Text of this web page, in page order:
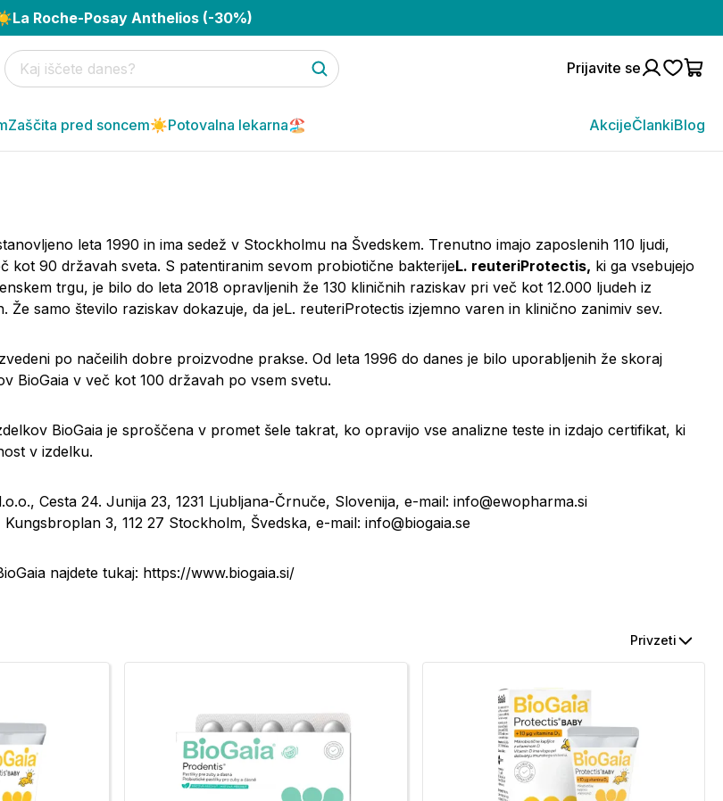
La Roche-Posay Anthelios (-30%)
Prijavite se
Zaščita pred soncem☀️Potovalna lekarna🏖️ AkcijeČlankiBlog
leta 1990 in ima sedež v Stockholmu na Švedskem. Trenutno imajo zaposlenih 110 ljudi,
kot 90 državah sveta. S patentiranim sevom probiotične bakterijeL. reuteriProtectis, ki ga vsebujejo
trgu, je bilo do leta 2018 opravljenih že 130 kliničnih raziskav pri več kot 12.000 ljudeh iz
Že samo število raziskav dokazuje, da jeL. reuteriProtectis izjemno varen in klinično zanimiv sev.
po načeilih dobre proizvodne prakse. Od leta 1996 do danes je bilo uporabljenih že skoraj
BioGaia v več kot 100 državah po vsem svetu.
BioGaia je sproščena v promet šele takrat, ko opravijo vse analizne teste in izdajo certifikat, ki
v izdelku.
Cesta 24. Junija 23, 1231 Ljubljana-Črnuče, Slovenija, e-mail: info@ewopharma.si
Kungsbroplan 3, 112 27 Stockholm, Švedska, e-mail: info@biogaia.se
najdete tukaj: https://www.biogaia.si/
Privzeti